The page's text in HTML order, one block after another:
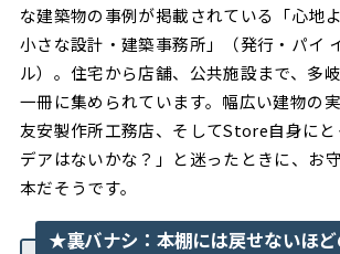
な建築物の事例が掲載されている「心地
小さな設計・建築事務所」（発行・パイ
ル）。住宅から店舗、公共施設まで、多
一冊に集められています。幅広い建物の
友安製作所工務店、そしてStore自身にと
デアはないかな？」と迷ったときに、お
本だそうです。
★裏バナシ：本棚には戻せないほ